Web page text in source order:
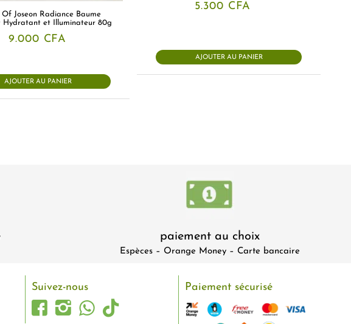
Of Joseon Radiance Baume
Hydratant et Illuminateur 80g
9.000 CFA
AJOUTER AU PANIER
5.300 CFA
AJOUTER AU PANIER
paiement au choix
Espèces – Orange Money – Carte bancaire
Suivez-nous Paiement sécurisé